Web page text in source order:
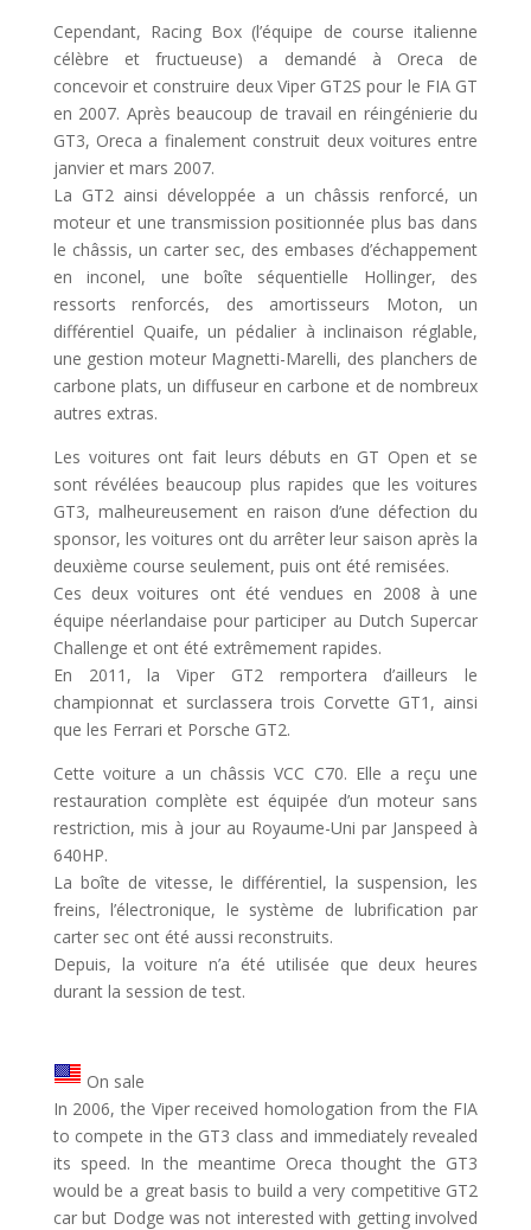
Cependant, Racing Box (l’équipe de course italienne
célèbre et fructueuse) a demandé à Oreca de
concevoir et construire deux Viper GT2S pour le FIA GT
en 2007. Après beaucoup de travail en réingénierie du
GT3, Oreca a finalement construit deux voitures entre
janvier et mars 2007.
La GT2 ainsi développée a un châssis renforcé, un
moteur et une transmission positionnée plus bas dans
le châssis, un carter sec, des embases d’échappement
en inconel, une boîte séquentielle Hollinger, des
ressorts renforcés, des amortisseurs Moton, un
différentiel Quaife, un pédalier à inclinaison réglable,
une gestion moteur Magnetti-Marelli, des planchers de
carbone plats, un diffuseur en carbone et de nombreux
autres extras.
Les voitures ont fait leurs débuts en GT Open et se
sont révélées beaucoup plus rapides que les voitures
GT3, malheureusement en raison d’une défection du
sponsor, les voitures ont du arrêter leur saison après la
deuxième course seulement, puis ont été remisées.
Ces deux voitures ont été vendues en 2008 à une
équipe néerlandaise pour participer au Dutch Supercar
Challenge et ont été extrêmement rapides.
En 2011, la Viper GT2 remportera d’ailleurs le
championnat et surclassera trois Corvette GT1, ainsi
que les Ferrari et Porsche GT2.
Cette voiture a un châssis VCC C70. Elle a reçu une
restauration complète est équipée d’un moteur sans
restriction, mis à jour au Royaume-Uni par Janspeed à
640HP.
La boîte de vitesse, le différentiel, la suspension, les
freins, l’électronique, le système de lubrification par
carter sec ont été aussi reconstruits.
Depuis, la voiture n’a été utilisée que deux heures
durant la session de test.
On sale
In 2006, the Viper received homologation from the FIA
to compete in the GT3 class and immediately revealed
its speed. In the meantime Oreca thought the GT3
would be a great basis to build a very competitive GT2
car but Dodge was not interested with getting involved